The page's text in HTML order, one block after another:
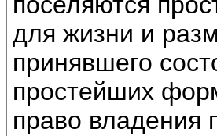
для жизни и
принявшего
простейших
право владения